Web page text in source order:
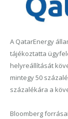
A QatarEnergy
tájékoztatta
helyreállítását
mintegy 50
százalékára a
Bloomberg